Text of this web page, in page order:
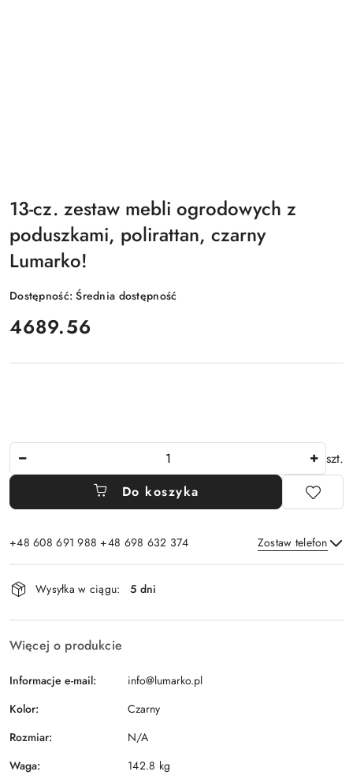
13-cz. zestaw mebli ogrodowych z
poduszkami, polirattan, czarny
Lumarko!
Dostępność:Średnia dostępność
cena:
4689.56
szt.
Do koszyka
+48 608 691 988 +48 698 632 374 Zostaw telefon
Dostępność
i
dostawa
Wysyłka w ciągu: 5 dni
Więcej o produkcie
Informacje e-mail:
info@lumarko.pl
Kolor:
Czarny
Rozmiar:
N/A
Waga:
142.8 kg